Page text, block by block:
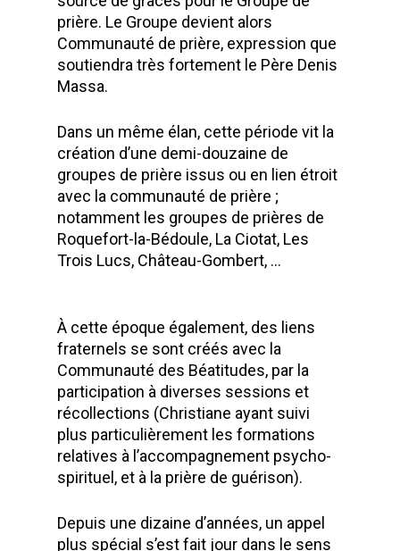
prière. Le Groupe devient alors
Communauté de prière, expression que
soutiendra très fortement le Père Denis
Massa.
Dans un même élan, cette période vit la
création d’une demi-douzaine de
groupes de prière issus ou en lien étroit
avec la communauté de prière ;
notamment les groupes de prières de
Roquefort-la-Bédoule, La Ciotat, Les
Trois Lucs, Château-Gombert, …
À cette époque également, des liens
fraternels se sont créés avec la
Communauté des Béatitudes, par la
participation à diverses sessions et
récollections (Christiane ayant suivi
plus particulièrement les formations
relatives à l’accompagnement psycho-
spirituel, et à la prière de guérison).
Depuis une dizaine d’années, un appel
plus spécial s’est fait jour dans le sens